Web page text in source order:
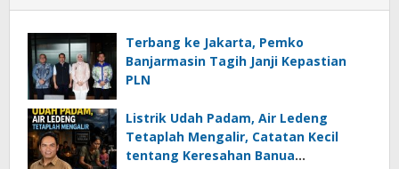
Terbang ke Jakarta, Pemko
Banjarmasin Tagih Janji Kepastian
PLN
Listrik Udah Padam, Air Ledeng
Tetaplah Mengalir, Catatan Kecil
tentang Keresahan Banua